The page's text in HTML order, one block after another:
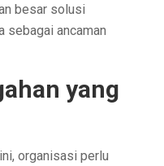
besar solusi
sebagai ancaman
yang
organisasi perlu